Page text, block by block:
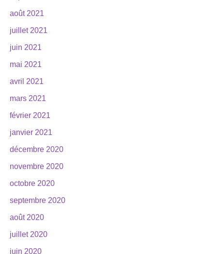
août 2021
juillet 2021
juin 2021
mai 2021
avril 2021
mars 2021
février 2021
janvier 2021
décembre 2020
novembre 2020
octobre 2020
septembre 2020
août 2020
juillet 2020
juin 2020